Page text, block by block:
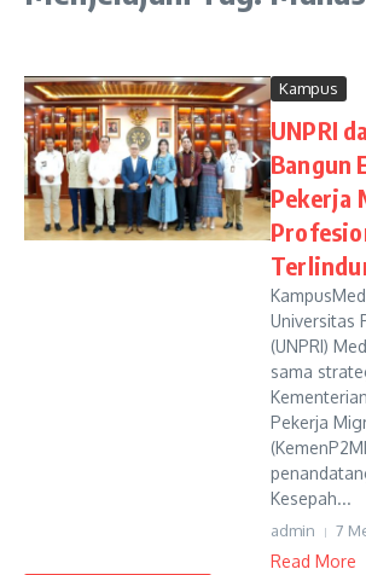
Kampus
UNPRI
Bangun
Pekerja
Universitas
(UNPRI)
sama
Pekerja
Kesepah...
admin 7
Read More